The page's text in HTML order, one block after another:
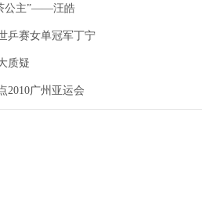
公主”——汪皓
乒赛女单冠军丁宁
质疑
2010广州亚运会